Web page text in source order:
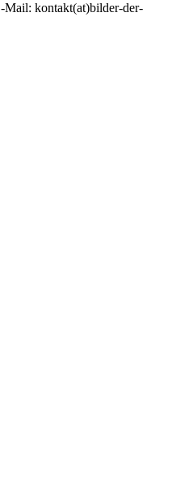
Mail: kontakt(at)bilder-der-